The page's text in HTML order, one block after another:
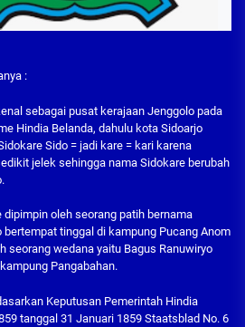
:
sebagai pusat kerajaan Jenggolo pada
Hindia Belanda, dahulu kota Sidoarjo
Sido = jadi kare = kari karena
jelek sehingga nama Sidokare berubah
dipimpin oleh seorang patih bernama
bertempat tinggal di kampung Pucang Anom
seorang wedana yaitu Bagus Ranuwiryo
Pangabahan.
Keputusan Pemerintah Hindia
tanggal 31 Januari 1859 Staatsblad No. 6